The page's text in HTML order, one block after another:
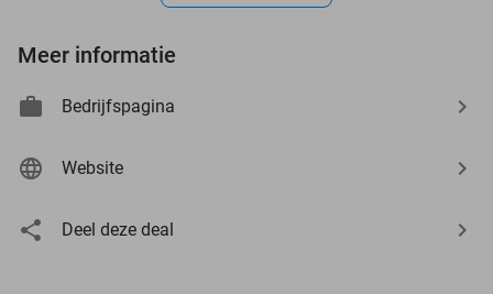
Meer informatie
Bedrijfspagina
Website
Deel deze deal